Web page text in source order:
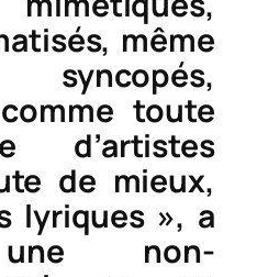
même
toute
d’artistes
de mieux,
lyriques », a
non-